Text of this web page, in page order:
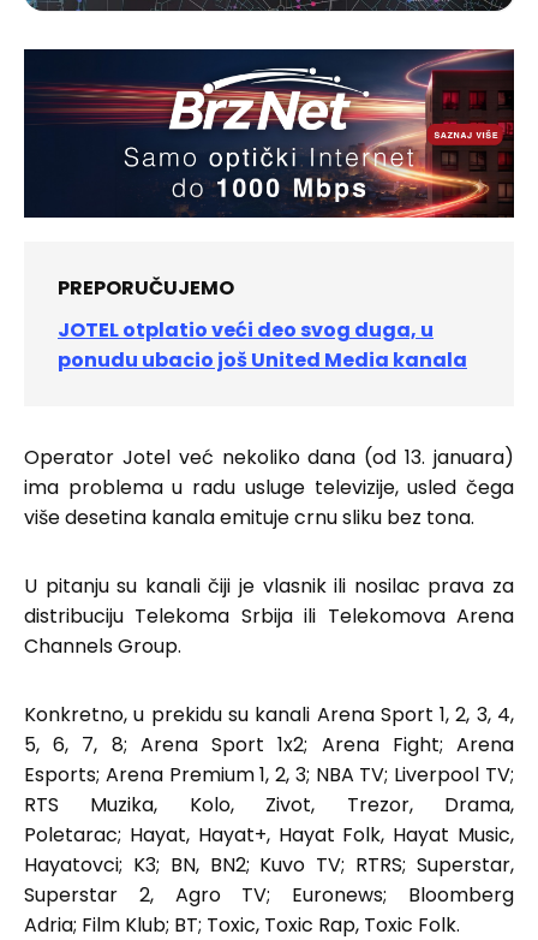
PREPORUČUJEMO
JOTEL otplatio veći deo svog duga, u
ponudu ubacio još United Media kanala
Operator Jotel već nekoliko dana (od 13. januara)
ima problema u radu usluge televizije, usled čega
više desetina kanala emituje crnu sliku bez tona.
U pitanju su kanali čiji je vlasnik ili nosilac prava za
distribuciju Telekoma Srbija ili Telekomova Arena
Channels Group.
Konkretno, u prekidu su kanali Arena Sport 1, 2, 3, 4,
5, 6, 7, 8; Arena Sport 1x2; Arena Fight; Arena
Esports; Arena Premium 1, 2, 3; NBA TV; Liverpool TV;
RTS Muzika, Kolo, Zivot, Trezor, Drama,
Poletarac; Hayat, Hayat+, Hayat Folk, Hayat Music,
Hayatovci; K3; BN, BN2; Kuvo TV; RTRS; Superstar,
Superstar 2, Agro TV; Euronews; Bloomberg
Adria; Film Klub; BT; Toxic, Toxic Rap, Toxic Folk.